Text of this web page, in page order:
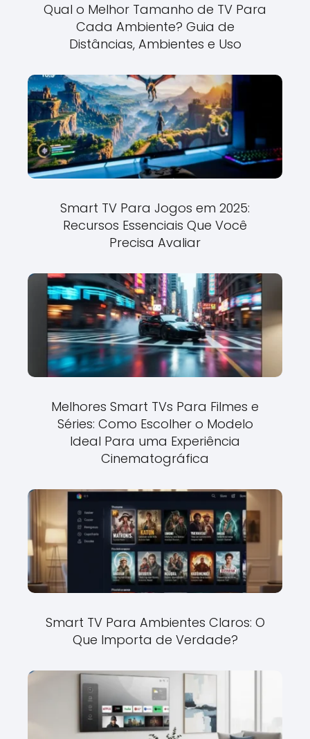
Qual o Melhor Tamanho de TV Para
Cada Ambiente? Guia de
Distâncias, Ambientes e Uso
Smart TV Para Jogos em 2025:
Recursos Essenciais Que Você
Precisa Avaliar
Melhores Smart TVs Para Filmes e
Séries: Como Escolher o Modelo
Ideal Para uma Experiência
Cinematográfica
Smart TV Para Ambientes Claros: O
Que Importa de Verdade?